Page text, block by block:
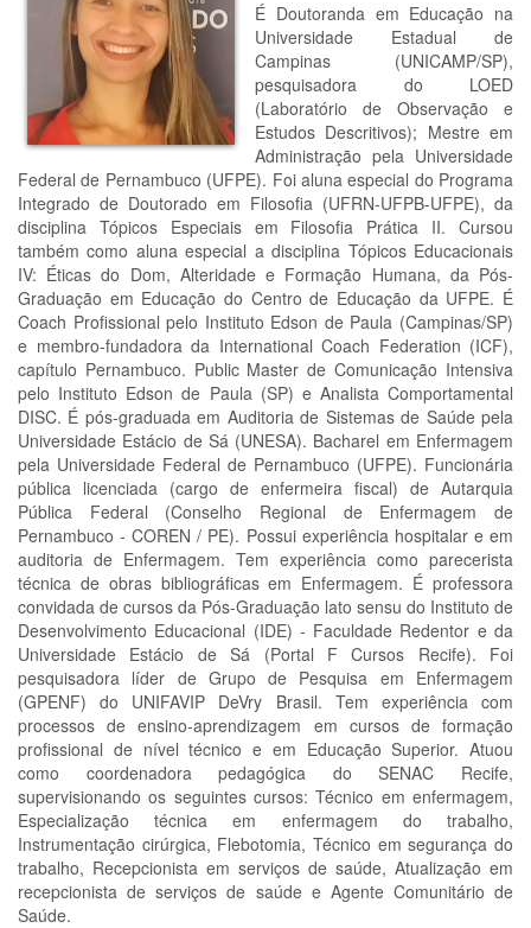
É Doutoranda em Educação na
Universidade Estadual de
Campinas (UNICAMP/SP),
pesquisadora do LOED
(Laboratório de Observação e
Estudos Descritivos); Mestre em
Administração pela Universidade
Federal de Pernambuco (UFPE). Foi aluna especial do Programa
Integrado de Doutorado em Filosofia (UFRN-UFPB-UFPE), da
disciplina Tópicos Especiais em Filosofia Prática II. Cursou
também como aluna especial a disciplina Tópicos Educacionais
IV: Éticas do Dom, Alteridade e Formação Humana, da Pós-
Graduação em Educação do Centro de Educação da UFPE. É
Coach Profissional pelo Instituto Edson de Paula (Campinas/SP)
e membro-fundadora da International Coach Federation (ICF),
capítulo Pernambuco. Public Master de Comunicação Intensiva
pelo Instituto Edson de Paula (SP) e Analista Comportamental
DISC. É pós-graduada em Auditoria de Sistemas de Saúde pela
Universidade Estácio de Sá (UNESA). Bacharel em Enfermagem
pela Universidade Federal de Pernambuco (UFPE). Funcionária
pública licenciada (cargo de enfermeira fiscal) de Autarquia
Pública Federal (Conselho Regional de Enfermagem de
Pernambuco - COREN / PE). Possui experiência hospitalar e em
auditoria de Enfermagem. Tem experiência como parecerista
técnica de obras bibliográficas em Enfermagem. É professora
convidada de cursos da Pós-Graduação lato sensu do Instituto de
Desenvolvimento Educacional (IDE) - Faculdade Redentor e da
Universidade Estácio de Sá (Portal F Cursos Recife). Foi
pesquisadora líder de Grupo de Pesquisa em Enfermagem
(GPENF) do UNIFAVIP DeVry Brasil. Tem experiência com
processos de ensino-aprendizagem em cursos de formação
profissional de nível técnico e em Educação Superior. Atuou
como coordenadora pedagógica do SENAC Recife,
supervisionando os seguintes cursos: Técnico em enfermagem,
Especialização técnica em enfermagem do trabalho,
Instrumentação cirúrgica, Flebotomia, Técnico em segurança do
trabalho, Recepcionista em serviços de saúde, Atualização em
recepcionista de serviços de saúde e Agente Comunitário de
Saúde.